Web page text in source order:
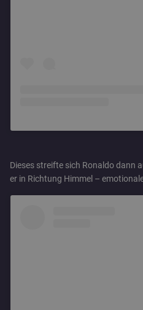
Dieses streifte sich Ronaldo dann
er in Richtung Himmel –